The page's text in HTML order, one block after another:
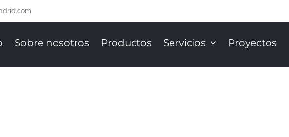
Sobre nosotros Productos Servicios Proyectos